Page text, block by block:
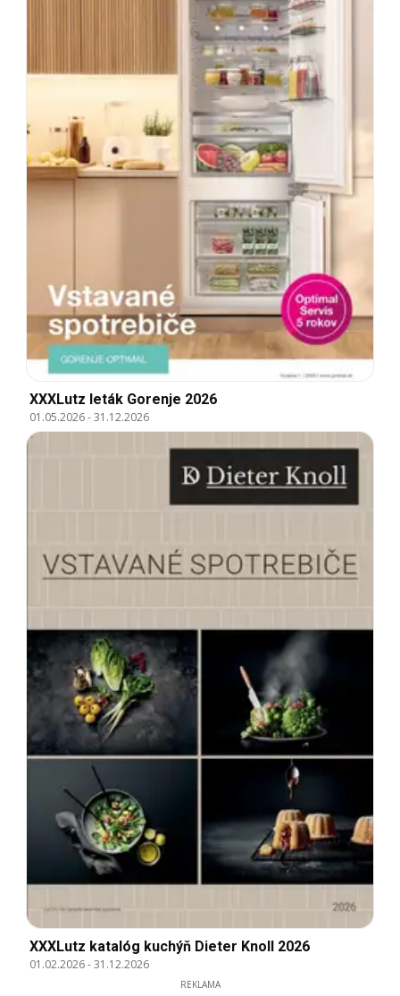
XXXLutz leták Gorenje 2026
01.05.2026-31.12.2026
XXXLutz katalóg kuchýň Dieter Knoll 2026
01.02.2026-31.12.2026
REKLAMA